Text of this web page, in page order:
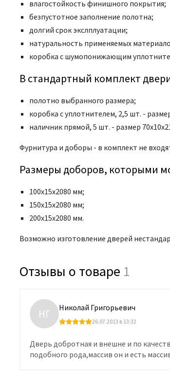
влагостойкость финишного покрытия;
безпустотное заполнение полотна;
долгий срок экслплуатации;
натуральность применяемых
коробка с шумопонижающим
В стандартный комплект
полотно выбранного размера;
коробка с уплотнителем, 2,5 шт. -
наличник прямой, 5 шт. - размер
Фурнитура и доборы - в комплект не
Размеры доборов, которыми
100х15х2080 мм;
150х15х2080 мм;
200х15х2080 мм.
Возможно изготовление дверей
Отзывы о товаре 1
НГ Николай Григорьевич
26.07.2013 в 13:32
Дверь добротная и внешне и по
подобного рода,массив он и есть